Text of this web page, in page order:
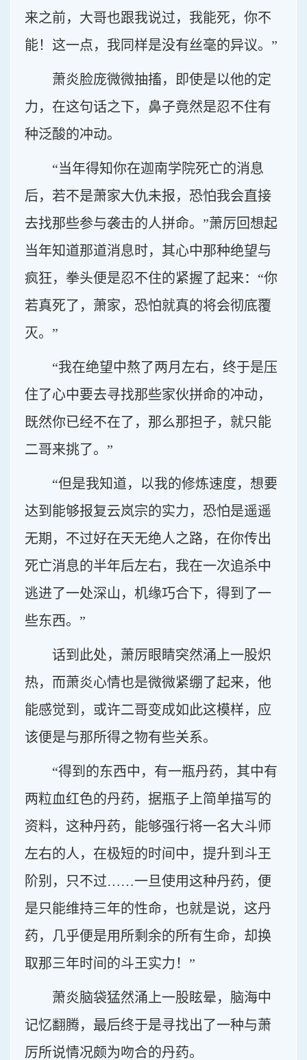
来之前，大哥也跟我说过，我能死，你不
能！这一点，我同样是没有丝毫的异议。”
萧炎脸庞微微抽搐，即使是以他的定
力，在这句话之下，鼻子竟然是忍不住有
种泛酸的冲动。
“当年得知你在迦南学院死亡的消息
后，若不是萧家大仇未报，恐怕我会直接
去找那些参与袭击的人拼命。”萧厉回想起
当年知道那道消息时，其心中那种绝望与
疯狂，拳头便是忍不住的紧握了起来：“你
若真死了，萧家，恐怕就真的将会彻底覆
灭。”
“我在绝望中熬了两月左右，终于是压
住了心中要去寻找那些家伙拼命的冲动，
既然你已经不在了，那么那担子，就只能
二哥来挑了。”
“但是我知道，以我的修炼速度，想要
达到能够报复云岚宗的实力，恐怕是遥遥
无期，不过好在天无绝人之路，在你传出
死亡消息的半年后左右，我在一次追杀中
逃进了一处深山，机缘巧合下，得到了一
些东西。”
话到此处，萧厉眼睛突然涌上一股炽
热，而萧炎心情也是微微紧绷了起来，他
能感觉到，或许二哥变成如此这模样，应
该便是与那所得之物有些关系。
“得到的东西中，有一瓶丹药，其中有
两粒血红色的丹药，据瓶子上简单描写的
资料，这种丹药，能够强行将一名大斗师
左右的人，在极短的时间中，提升到斗王
阶别，只不过……一旦使用这种丹药，便
是只能维持三年的性命，也就是说，这丹
药，几乎便是用所剩余的所有生命，却换
取那三年时间的斗王实力！”
萧炎脑袋猛然涌上一股眩晕，脑海中
记忆翻腾，最后终于是寻找出了一种与萧
厉所说情况颇为吻合的丹药。